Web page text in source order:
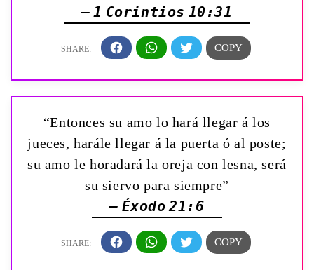
— 1 Corintios 10:31
“Entonces su amo lo hará llegar á los
jueces, harále llegar á la puerta ó al poste;
su amo le horadará la oreja con lesna, será
su siervo para siempre”
— Éxodo 21:6